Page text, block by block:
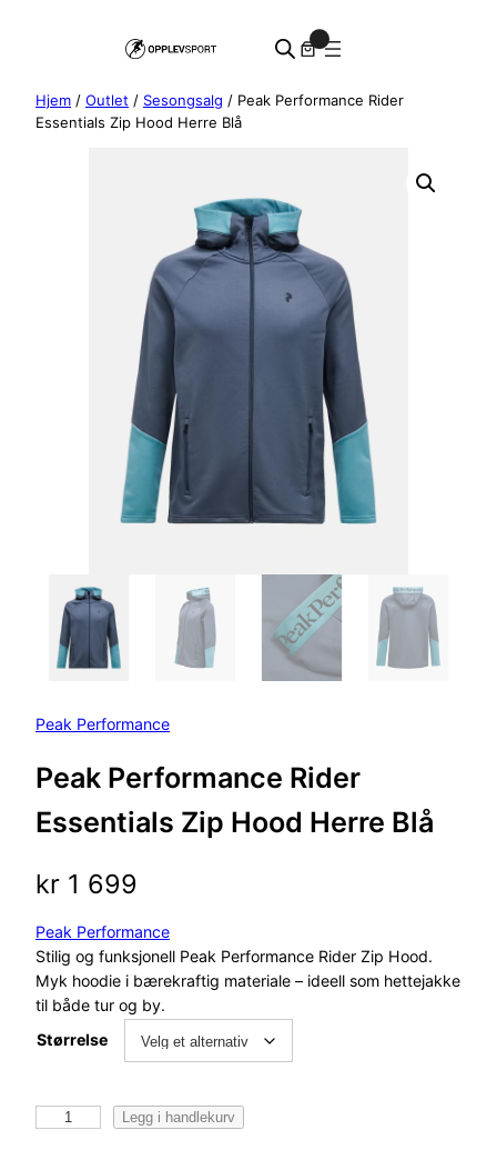
Hjem / Outlet / Sesongsalg / Peak Performance Rider
Essentials Zip Hood Herre Blå
Peak Performance
Peak Performance Rider
Essentials Zip Hood Herre Blå
kr 1 699
Peak Performance
Stilig og funksjonell Peak Performance Rider Zip Hood.
Myk hoodie i bærekraftig materiale – ideell som hettejakke
til både tur og by.
Størrelse
Legg i handlekurv